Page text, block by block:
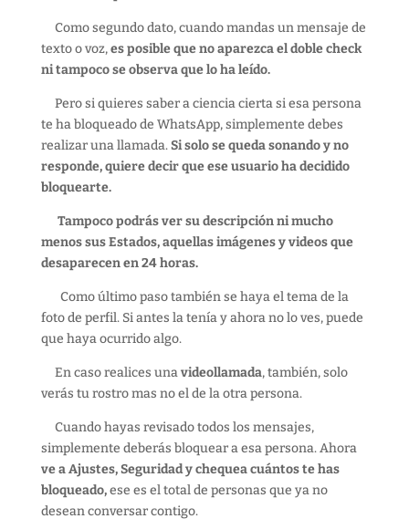
Como segundo dato, cuando mandas un mensaje de
texto o voz,es posible que no aparezca el doble check
ni tampoco se observa que lo ha leído.
Pero si quieres saber a ciencia cierta si esa persona
te ha bloqueado de WhatsApp, simplemente debes
realizar una llamada.Si solo se queda sonando y no
responde, quiere decir que ese usuario ha decidido
bloquearte.
Tampoco podrás ver su descripción ni mucho
menos sus Estados, aquellas imágenes y videos que
desaparecen en 24 horas.
Como último paso también se haya el tema de la
foto de perfil. Si antes la tenía y ahora no lo ves, puede
que haya ocurrido algo.
En caso realices unavideollamada, también, solo
verás tu rostro mas no el de la otra persona.
Cuando hayas revisado todos los mensajes,
simplemente deberás bloquear a esa persona. Ahora
ve a Ajustes, Seguridad y chequea cuántos te has
bloqueado,ese es el total de personas que ya no
desean conversar contigo.